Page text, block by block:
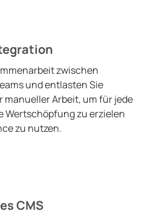
zwischen
und entlasten Sie
manueller Arbeit, um für jede
Wertschöpfung zu erzielen
zu nutzen.
CMS